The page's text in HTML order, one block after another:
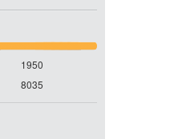
1950
8035